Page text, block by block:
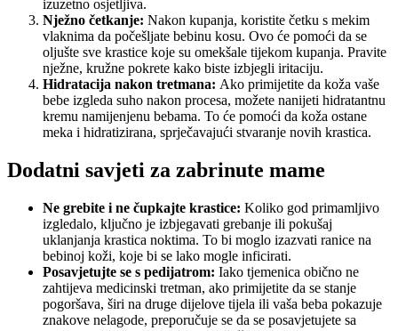
izuzetno osjetljiva.
Nježno četkanje: Nakon kupanja, koristite četku s mekim
vlaknima da počešljate bebinu kosu. Ovo će pomoći da se
oljušte sve krastice koje su omekšale tijekom kupanja. Pravite
nježne, kružne pokrete kako biste izbjegli iritaciju.
Hidratacija nakon tretmana: Ako primijetite da koža vaše
bebe izgleda suho nakon procesa, možete nanijeti hidratantnu
kremu namijenjenu bebama. To će pomoći da koža ostane
meka i hidratizirana, sprječavajući stvaranje novih krastica.
Dodatni savjeti za zabrinute mame
Ne grebite i ne čupkajte krastice: Koliko god primamljivo
izgledalo, ključno je izbjegavati grebanje ili pokušaj
uklanjanja krastica noktima. To bi moglo izazvati ranice na
bebinoj koži, koje bi se lako mogle inficirati.
Posavjetujte se s pedijatrom: Iako tjemenica obično ne
zahtijeva medicinski tretman, ako primijetite da se stanje
pogoršava, širi na druge dijelove tijela ili vaša beba pokazuje
znakove nelagode, preporučuje se da se posavjetujete sa